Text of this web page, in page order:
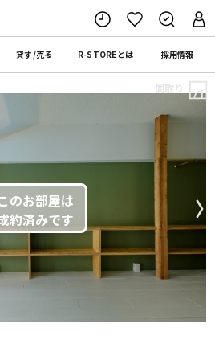
貸す/売る R-STOREとは 採用情報
〉
間取り